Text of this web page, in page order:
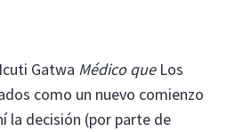
Gatwa Médico queLos
como un nuevo comienzo
la decisión (por parte de